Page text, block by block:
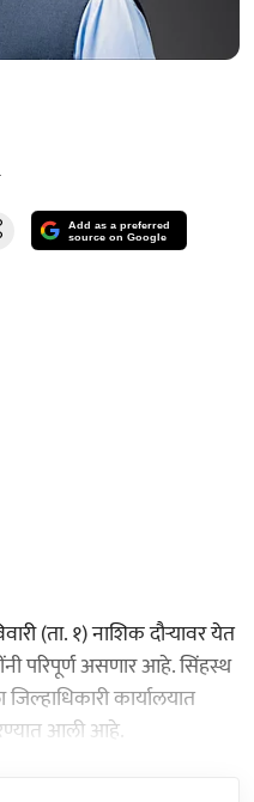
Add as a preferred
source on Google
(ता. १) नाशिक दौऱ्यावर येत
परिपूर्ण असणार आहे. सिंहस्थ
कार्यालयात
आली आहे.